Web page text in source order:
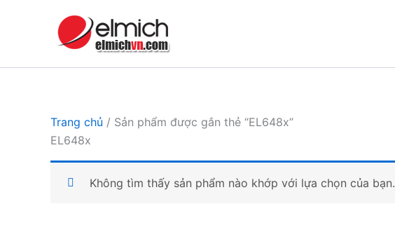
Trang chủ / Sản phẩm được gắn thẻ “EL648x”
EL648x
Không tìm thấy sản phẩm nào khớp với lựa chọn của bạn.